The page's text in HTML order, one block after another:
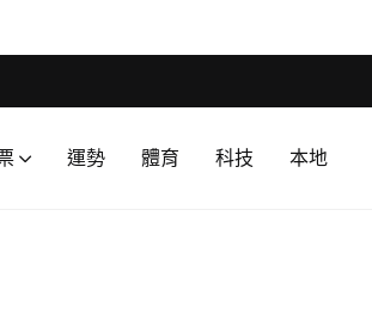
運勢 體育 科技 本地